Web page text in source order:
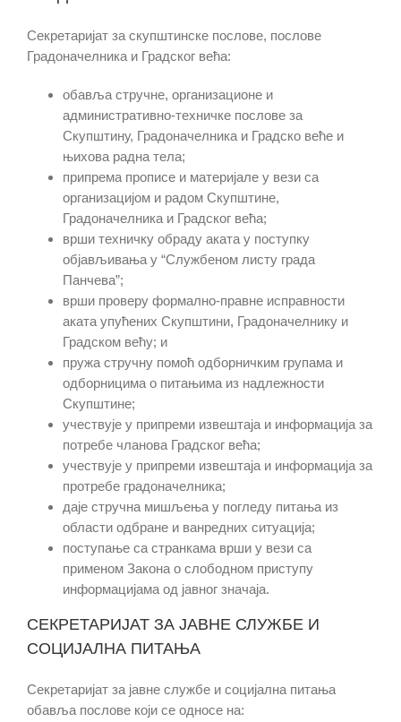
Секретаријат за скупштинске послове, послове
Градоначелника и Градског већа:
обавља стручне, организационе и
административно-техничке послове за
Скупштину, Градоначелника и Градско веће и
њихова радна тела;
припрема прописе и материјале у вези са
организацијом и радом Скупштине,
Градоначелника и Градског већа;
врши техничку обраду аката у поступку
објављивања у “Службеном листу града
Панчева”;
врши проверу формално-правне исправности
аката упућених Скупштини, Градоначелнику и
Градском већу; и
пружа стручну помоћ одборничким групама и
одборницима о питањима из надлежности
Скупштине;
учествује у припреми извештаја и информација за
потребе чланова Градског већа;
учествује у припреми извештаја и информација за
протребе градоначелника;
даје стручна мишљења у погледу питања из
области одбране и ванредних ситуација;
поступање са странкама врши у вези са
применом Закона о слободном приступу
информацијама од јавног значаја.
СЕКРЕТАРИЈАТ ЗА ЈАВНЕ СЛУЖБЕ И
СОЦИЈАЛНА ПИТАЊА
Секретаријат за јавне службе и социјална питања
обавља послове који се односе на: